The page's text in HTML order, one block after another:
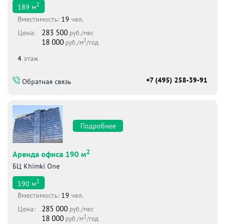
189 м2
Вместимоcть: 19 чел.
Цена:
283 500 руб./мес
18 000 руб./м2/год
4 этаж
Обратная связь +7 (495) 258-39-91
Подробнее
Аренда офиса 190 м2
БЦ Khimki One
190 м2
Вместимоcть: 19 чел.
Цена:
285 000 руб./мес
18 000 руб./м2/год